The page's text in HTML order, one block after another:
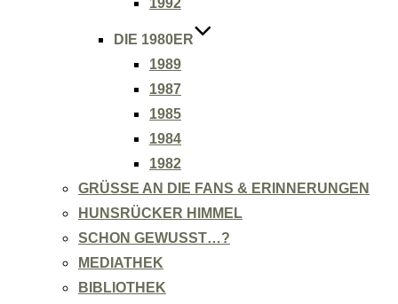
1992
DIE 1980ER
1989
1987
1985
1984
1982
GRÜSSE AN DIE FANS & ERINNERUNGEN
HUNSRÜCKER HIMMEL
SCHON GEWUSST…?
MEDIATHEK
BIBLIOTHEK